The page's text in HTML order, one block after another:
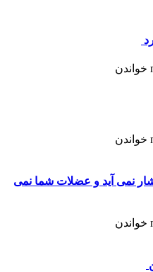
خواندن
خواندن
نمی آید و عضلات شما نمی
خواندن